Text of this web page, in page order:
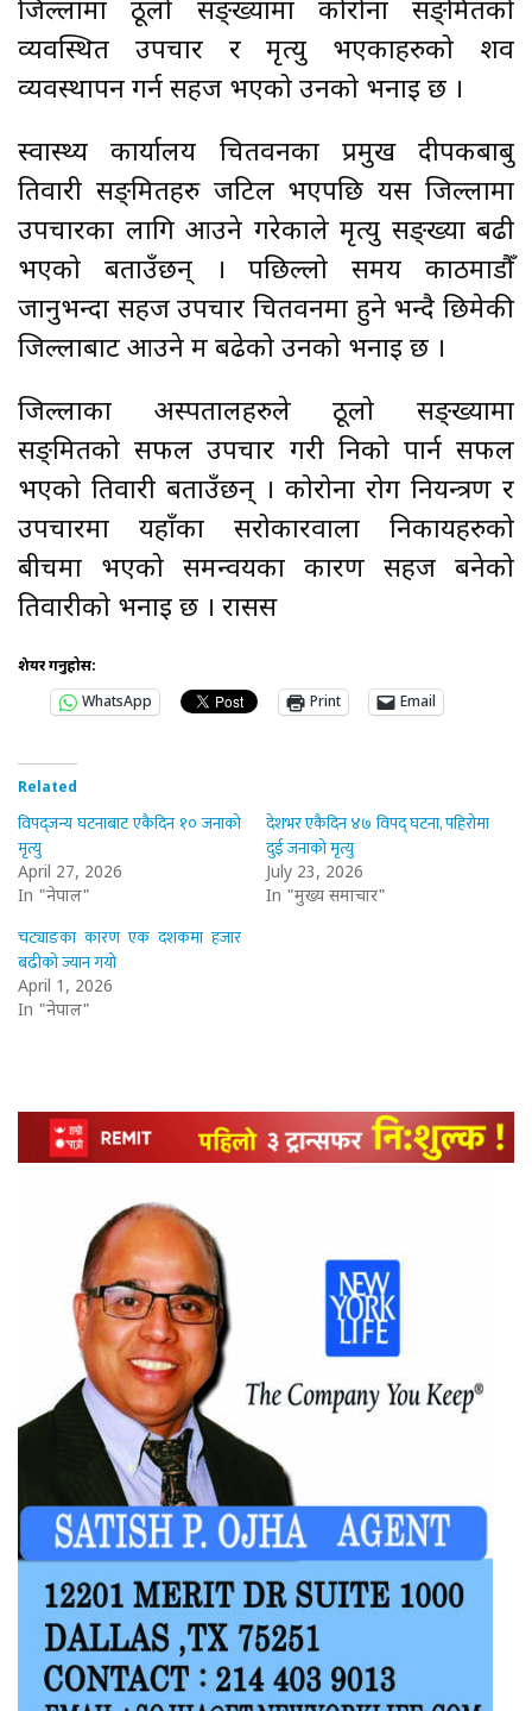
जिल्लामा ठूलो सङ्ख्यामा कोरोना सङ्क्रमितको
व्यवस्थित उपचार र मृत्यु भएकाहरुको शव
व्यवस्थापन गर्न सहज भएको उनको भनाइ छ ।
स्वास्थ्य कार्यालय चितवनका प्रमुख दीपकबाबु
तिवारी सङ्क्रमितहरु जटिल भएपछि यस जिल्लामा
उपचारका लागि आउने गरेकाले मृत्यु सङ्ख्या बढी
भएको बताउँछन् । पछिल्लो समय काठमाडौँ
जानुभन्दा सहज उपचार चितवनमा हुने भन्दै छिमेकी
जिल्लाबाट आउने क्रम बढेको उनको भनाइ छ ।
जिल्लाका अस्पतालहरुले ठूलो सङ्ख्यामा
सङ्क्रमितको सफल उपचार गरी निको पार्न सफल
भएको तिवारी बताउँछन् । कोरोना रोग नियन्त्रण र
उपचारमा यहाँका सरोकारवाला निकायहरुको
बीचमा भएको समन्वयका कारण सहज बनेको
तिवारीको भनाइ छ । रासस
शेयर गर्नुहोस:
WhatsApp
Print Email
Related
विपद्जन्य घटनाबाट एकैदिन १० जनाको
मृत्यु
April 27, 2026
In "नेपाल"
देशभर एकैदिन ४७ विपद् घटना, पहिरोमा
दुई जनाको मृत्यु
July 23, 2026
In "मुख्य समाचार"
चट्याङका कारण एक दशकमा हजार
बढीको ज्यान गयो
April 1, 2026
In "नेपाल"